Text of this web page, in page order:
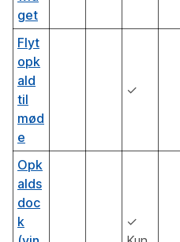
get
Flyt
opk
ald
til
mød
e
✓
Opk
alds
doc
k
✓